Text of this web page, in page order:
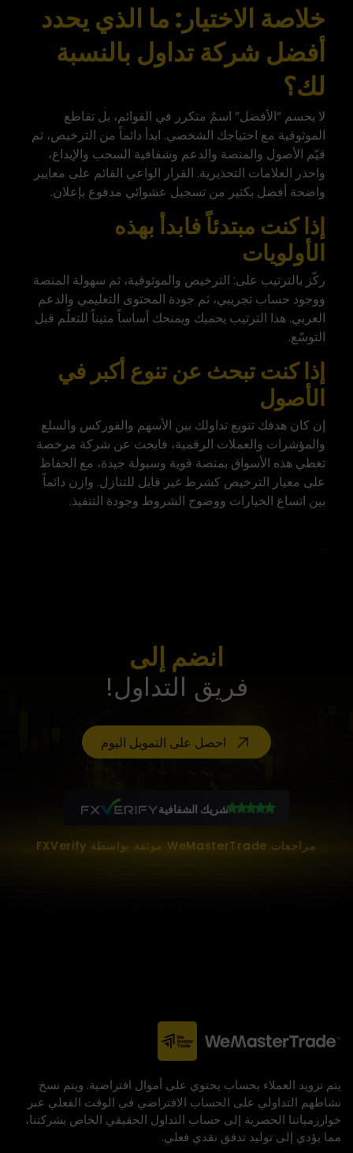
خلاصة الاختيار: ما الذي يحدد
أفضل شركة تداول بالنسبة
لك؟
لا يحسم “الأفضل” اسمٌ متكرر في القوائم، بل تقاطع
الموثوقية مع احتياجك الشخصي. ابدأ دائماً من الترخيص، ثم
قيّم الأصول والمنصة والدعم وشفافية السحب والإيداع،
واحذر العلامات التحذيرية. القرار الواعي القائم على معايير
واضحة أفضل بكثير من تسجيل عشوائي مدفوع بإعلان.
إذا كنت مبتدئاً فابدأ بهذه
الأولويات
ركّز بالترتيب على: الترخيص والموثوقية، ثم سهولة المنصة
ووجود حساب تجريبي، ثم جودة المحتوى التعليمي والدعم
العربي. هذا الترتيب يحميك ويمنحك أساساً متيناً للتعلّم قبل
التوسّع.
إذا كنت تبحث عن تنوع أكبر في
الأصول
إن كان هدفك تنويع تداولك بين الأسهم والفوركس والسلع
والمؤشرات والعملات الرقمية، فابحث عن شركة مرخصة
تغطي هذه الأسواق بمنصة قوية وسيولة جيدة، مع الحفاظ
على معيار الترخيص كشرط غير قابل للتنازل. وازن دائماً
بين اتساع الخيارات ووضوح الشروط وجودة التنفيذ.
انضم إلى
فريق التداول!
احصل على التمويل اليوم
شريك الشفافية
مراجعات WeMasterTrade موثقة بواسطة FXVerify
يتم تزويد العملاء بحساب يحتوي على أموال افتراضية. ويتم نسخ
نشاطهم التداولي على الحساب الافتراضي في الوقت الفعلي عبر
خوارزمياتنا الحصرية إلى حساب التداول الحقيقي الخاص بشركتنا،
مما يؤدي إلى توليد تدفق نقدي فعلي.